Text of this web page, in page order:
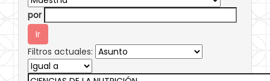
por
Filtros actuales: